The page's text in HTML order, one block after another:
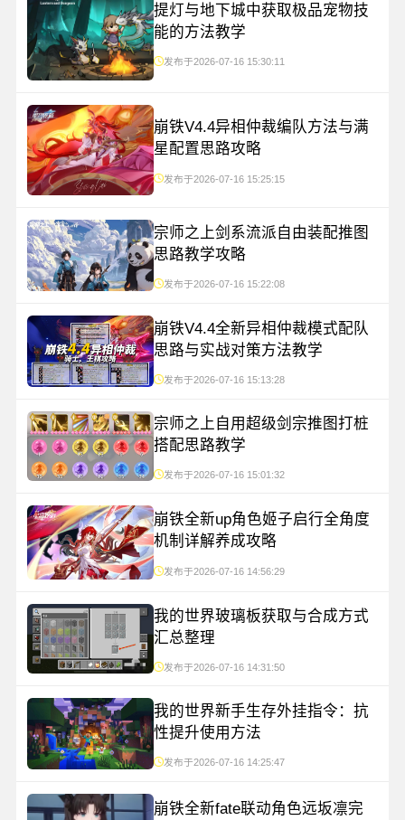
提灯与地下城中获取极品宠物技
能的方法教学
发布于2026-07-16 15:30:11
崩铁V4.4异相仲裁编队方法与满
星配置思路攻略
发布于2026-07-16 15:25:15
宗师之上剑系流派自由装配推图
思路教学攻略
发布于2026-07-16 15:22:08
崩铁V4.4全新异相仲裁模式配队
思路与实战对策方法教学
发布于2026-07-16 15:13:28
宗师之上自用超级剑宗推图打桩
搭配思路教学
发布于2026-07-16 15:01:32
崩铁全新up角色姬子启行全角度
机制详解养成攻略
发布于2026-07-16 14:56:29
我的世界玻璃板获取与合成方式
汇总整理
发布于2026-07-16 14:31:50
我的世界新手生存外挂指令：抗
性提升使用方法
发布于2026-07-16 14:25:47
崩铁全新fate联动角色远坂凛完